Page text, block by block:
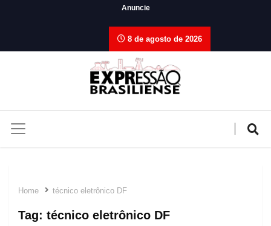
Anuncie
8 de agosto de 2026
Home técnico eletrônico DF
Tag: técnico eletrônico DF